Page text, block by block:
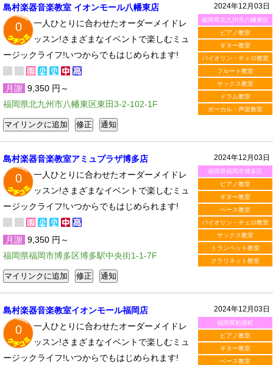
2024年12月03日
福岡県北九州市八幡東区
ピアノ教室
ギター教室
バイオリン・チェロ教室
フルート教室
サックス教室
ドラム教室
ボーカル・声楽教室
島村楽器音楽教室 イオンモール八幡東店
0
一人ひとりに合わせたオーダーメイドレ
ッスン!さまざまなイベントで楽しむミュ
ージックライフ!いつからでもはじめられます!
月謝 9,350 円～
福岡県北九州市八幡東区東田3-2-102-1F
2024年12月03日
福岡県福岡市博多区
ピアノ教室
ギター教室
ベース教室
バイオリン・チェロ教室
サックス教室
トランペット教室
クラリネット教室
島村楽器音楽教室アミュプラザ博多店
0
一人ひとりに合わせたオーダーメイドレ
ッスン!さまざまなイベントで楽しむミュ
ージックライフ!いつからでもはじめられます!
月謝 9,350 円～
福岡県福岡市博多区博多駅中央街1-1-7F
2024年12月03日
福岡県粕屋町
ピアノ教室
ギター教室
ベース教室
島村楽器音楽教室イオンモール福岡店
0
一人ひとりに合わせたオーダーメイドレ
ッスン!さまざまなイベントで楽しむミュ
ージックライフ!いつからでもはじめられます!